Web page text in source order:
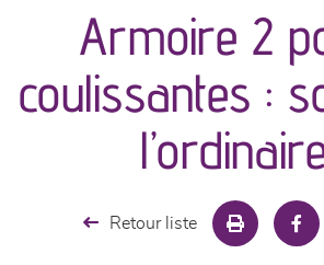
canapés et fauteuils
séjours
chambres et dressing
Armoire 2
coulissantes :
Retour liste